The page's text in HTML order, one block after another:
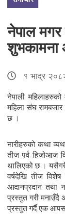
नेपाल मगर
शुभकामना
१ भाद्र
नेपाली
महिला संघ
छ ।
नारीहरुको कथा
तीज पर्व हिजोआज
थालिएको छ ।
वर्षदेखि तीज
आदानप्रदान तथा
प्रस्तुत गरी मनाउँदै
प्रस्तुत गर्दै एक